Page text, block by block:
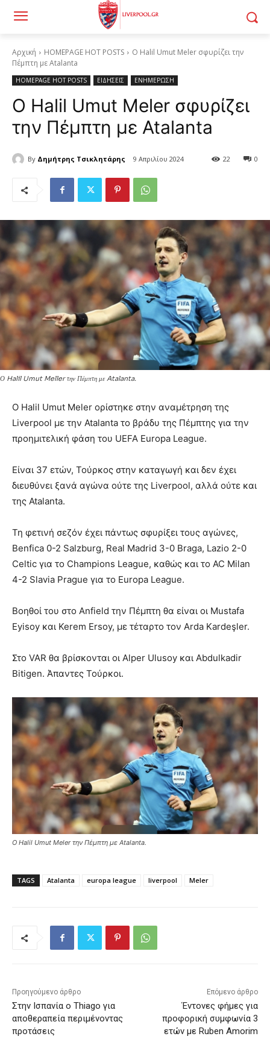
Αρχική HOMEPAGE HOT POSTS
Ο Halil Umut Meler σφυρίζει την
Πέμπτη με Atalanta
HOMEPAGE HOT POSTS ΕΙΔΗΣΕΙΣ ΕΝΗΜΕΡΩΣΗ
Ο Halil Umut Meler σφυρίζει
την Πέμπτη με Atalanta
By Δημήτρης Τσικλητάρης 9 Απριλίου 2024 0
22
Ο Halil Umut Meller την Πέμπτη με Atalanta.
Ο Halil Umut Meler ορίστηκε στην αναμέτρηση της
Liverpool με την Atalanta το βράδυ της Πέμπτης για την
προημιτελική φάση του UEFA Europa League.
Είναι 37 ετών, Τούρκος στην καταγωγή και δεν έχει
διευθύνει ξανά αγώνα ούτε της Liverpool, αλλά ούτε και
της Atalanta.
Τη φετινή σεζόν έχει πάντως σφυρίξει τους αγώνες,
Benfica 0-2 Salzburg, Real Madrid 3-0 Braga, Lazio 2-0
Celtic για το Champions League, καθώς και το AC Milan
4-2 Slavia Prague για το Europa League.
Βοηθοί του στο Anfield την Πέμπτη θα είναι οι Mustafa
Eyisoy και Kerem Ersoy, με τέταρτο τον Arda Kardeşler.
Στο VAR θα βρίσκονται οι Alper Ulusoy και Abdulkadir
Bitigen. Άπαντες Τούρκοι.
Ο Halil Umut Meler την Πέμπτη με Atalanta.
TAGS Atalanta europa league liverpool Meler
Προηγούμενο άρθρο
Στην Ισπανία ο Τhiago για
αποθεραπεία περιμένοντας
προτάσεις
Επόμενο άρθρο
Έντονες φήμες για
προφορική συμφωνία 3
ετών με Ruben Amorim